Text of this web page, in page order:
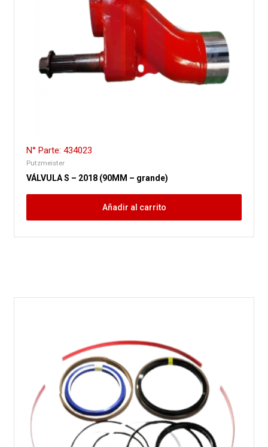
N° Parte: 434023
Putzmeister
VÁLVULA S – 2018 (90MM – grande)
Añadir al carrito